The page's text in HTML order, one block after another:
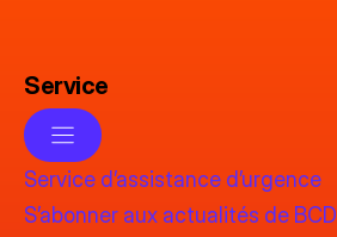
Service
Service d’assistance d’urgence
S’abonner aux actualités de BCD